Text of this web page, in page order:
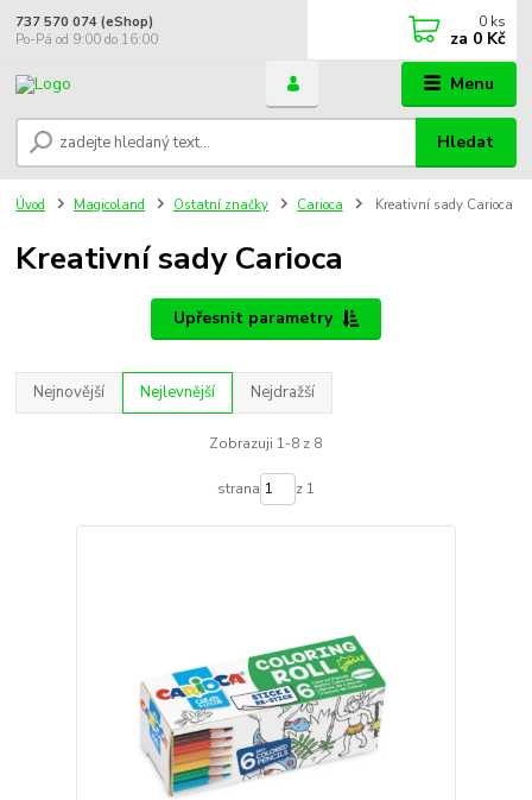
Menu
Hledat
737 570 074 (eShop)
Po-Pá od 9:00 do 16:00
0 ks
za 0 Kč
Úvod Magicoland Ostatní značky Carioca Kreativní sady Carioca
Kreativní sady Carioca
Upřesnit parametry
Nejnovější Nejlevnější Nejdražší
Zobrazuji 1-8 z 8
strana z 1